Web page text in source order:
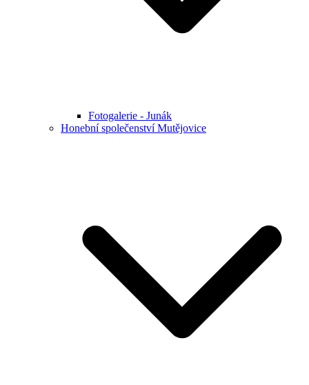
Fotogalerie - Junák
Honební společenství Mutějovice